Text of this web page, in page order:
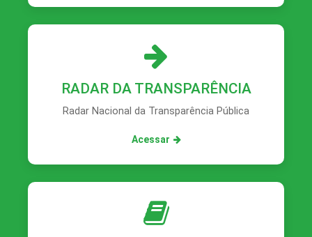
RADAR DA TRANSPARÊNCIA
Radar Nacional da Transparência Pública
Acessar